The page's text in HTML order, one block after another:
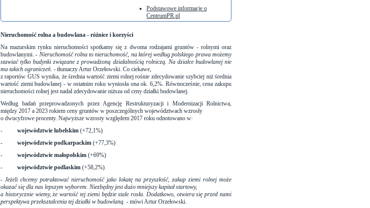
Podstawowe informacje o
CentrumPR.pl
Nieruchomość rolna a budowlana - różnice i korzyści
Na mazurskim rynku nieruchomości spotkamy się z dwoma rodzajami gruntów - rolnymi oraz
budowlanymi. - Nieruchomość rolna to nieruchomość, na której według polskiego prawa możemy
stawiać tylko budynki związane z prowadzoną działalnością rolniczą. Na działce budowlanej nie
ma takich ograniczeń. - tłumaczy Artur Orzełowski. Co ciekawe,
z raportów GUS wynika, że średnia wartość ziemi rolnej rośnie zdecydowanie szybciej niż średnia
wartość ziemi budowlanej - w ostatnim roku wyniosła ona ok. 6,2%. Równocześnie, cena zakupu
nieruchomości rolnej jest nadal zdecydowanie niższa od ceny działki budowlanej.
Według badań przeprowadzonych przez Agencję Restrukturyzacji i Modernizacji Rolnictwa,
między 2017 a 2023 rokiem ceny gruntów w poszczególnych województwach wzrosły
o dwucyfrowe procenty. Najwyższe wzrosty względem 2017 roku odnotowano w:
-
województwie lubelskim (+72,1%)
-
województwie podkarpackim (+77,3%)
-
województwie małopolskim (+69%)
-
województwie podlaskim (+58,2%)
- Jeżeli chcemy potraktować nieruchomość jako lokatę na przyszłość, zakup ziemi rolnej może
okazać się dla nas lepszym wyborem. Niezbędny jest dużo mniejszy kapitał startowy,
a historycznie wiemy, że wartość tej ziemi będzie stale rosła. Dodatkowo, otwiera się przed nami
perspektywa przekształcenia tej działki w budowlaną. - mówi Artur Orzełowski.